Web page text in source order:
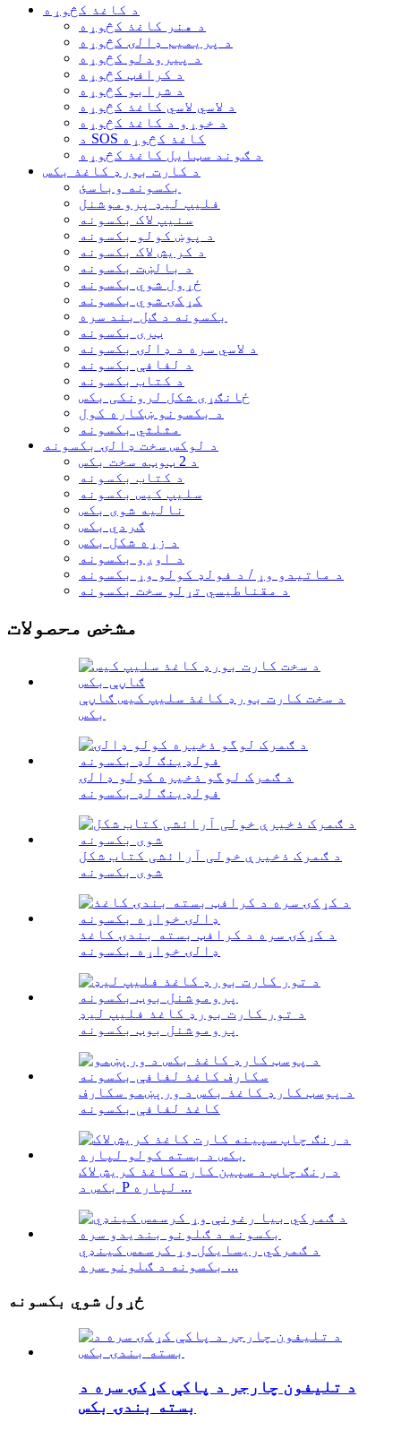
د کاغذ کڅوړه
د هنر کاغذ کڅوړه
د پریمیم ډالۍ کڅوړه
د پیرودلو کڅوړه
د کرافټ کڅوړه
د شرابو کڅوړه
د لاسي لاسي کاغذ کڅوړه
د خوړو د کاغذ کڅوړه
د SOS کاغذ کڅوړه
د ګوند سټایل کاغذ کڅوړه
د کارت بورډ کاغذ بکس
بکسونه وباسئ
فلیپ لیډ پروموشنل
سنیپ لاک بکسونه
د پوښ کولو بکسونه
د کریش لاک بکسونه
د بالښت بکسونه
ځړول شوي بکسونه
کړکۍ شوي بکسونه
بکسونه د ګل بند سره
ټری بکسونه
د لاسي سره د ډالۍ بکسونه
د لفافې بکسونه
د کتاب بکسونه
ځانګړی شکل لرونکی بکس
د بکسونو ښکاره کول
مثلثي بکسونه
د لوکس سخت ډالۍ بکسونه
د 2 ټوټه سخت بکس
د کتاب بکسونه
سلیپ کیس بکسونه
نالیه شوی بکس
ګردي بکس
د زړه شکل بکس
د اوږو بکسونه
د ماتیدو وړ / د فولډ کولو وړ بکسونه
د مقناطیسي تړلو سخت بکسونه
مشخص محصولات
د سخت کارت بورډ کاغذ سلیپ کیس ګاڼې
بکس
د ګمرک لوگو ذخیره کولو ډالۍ
فولډینګ لډ بکسونه
د ګمرک ذخیرې خولی آرائشی کتاب شکل
شوی بکسونه
د کړکۍ سره د کرافټ بسته بندۍ کاغذ
ډالۍ خواړه بکسونه
د تور کارت بورډ کاغذ فلیپ لیډ
پروموشنل بوټ بکسونه
د پوسټ کارډ کاغذ بکس د ورېښمو سکارف
کاغذ لفافې بکسونه
د رنګ چاپ د سپین کارت کاغذ کریش لاک
بکس د P لپاره ...
د ګمرکي ریسایکل وړ کرسمس کینډي
بکسونه د ګلونو سره ...
ځړول شوي بکسونه
د تلیفون چارجر د پاکې کړکۍ سره د
بسته بندۍ بکس